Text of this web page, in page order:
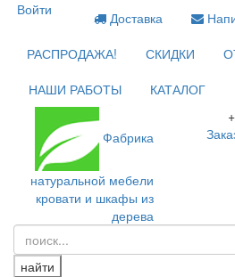
Войти Доставка
РАСПРОДАЖА!
СКИДКИ
НАШИ РАБОТЫ
КАТАЛОГ
Фабрика
натуральной мебели
кровати и шкафы из
дерева
найти